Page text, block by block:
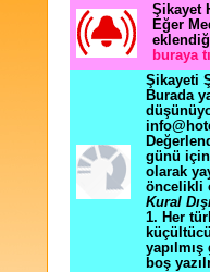
Şikayet
Eğer
buraya
Şikayeti
Burada
günü
olarak
öncelikli
Kural
1. Her
boş